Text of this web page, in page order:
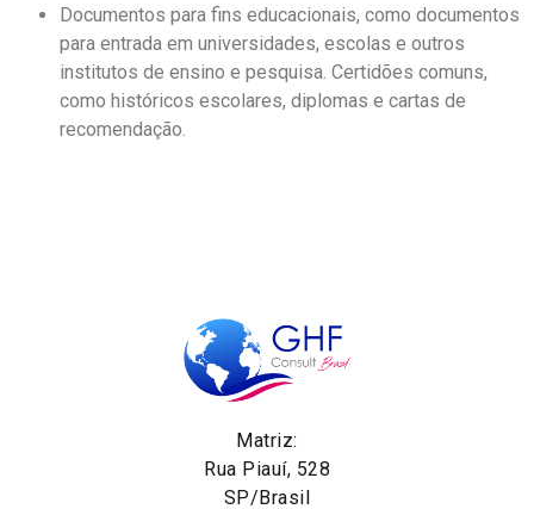
Documentos para fins educacionais, como documentos
para entrada em universidades, escolas e outros
institutos de ensino e pesquisa. Certidões comuns,
como históricos escolares, diplomas e cartas de
recomendação.
Matriz:
Rua Piauí, 528
SP/Brasil